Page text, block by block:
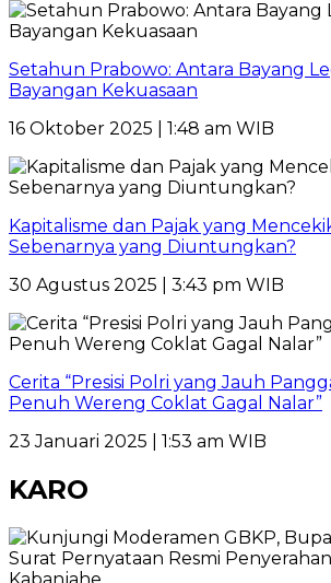
Setahun Prabowo: Antara Bayang
Bayangan Kekuasaan
16 Oktober 2025 | 1:48 am WIB
Kapitalisme dan Pajak yang
Sebenarnya yang Diuntungkan?
30 Agustus 2025 | 3:43 pm WIB
Cerita “Presisi Polri yang Jauh
Penuh Wereng Coklat Gagal Nalar”
23 Januari 2025 | 1:53 am WIB
KARO